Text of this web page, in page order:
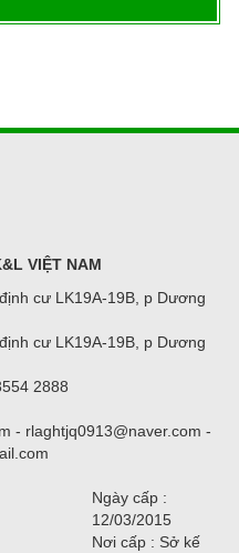
VIỆT NAM
cư LK19A-19B, p Dương
cư LK19A-19B, p Dương
2888
- rlaghtjq0913@naver.com -
Ngày cấp :
12/03/2015
Nơi cấp : Sở kế